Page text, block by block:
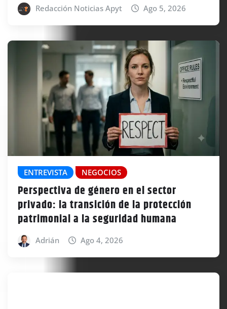
Redacción Noticias Apyt Ago 5, 2026
ENTREVISTA NEGOCIOS
Perspectiva de género en el sector
privado: la transición de la protección
patrimonial a la seguridad humana
Adrián Ago 4, 2026